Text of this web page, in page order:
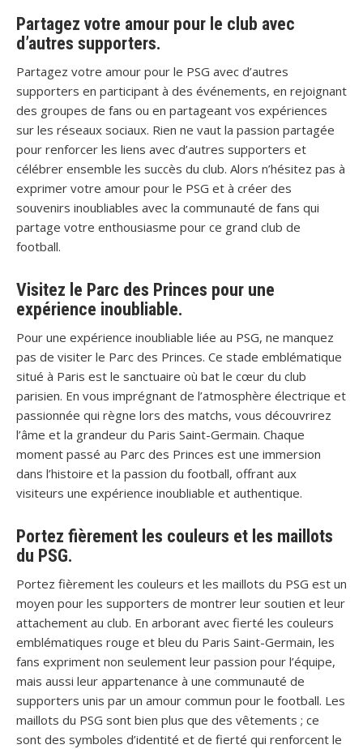
Partagez votre amour pour le club avec
d’autres supporters.
Partagez votre amour pour le PSG avec d’autres
supporters en participant à des événements, en rejoignant
des groupes de fans ou en partageant vos expériences
sur les réseaux sociaux. Rien ne vaut la passion partagée
pour renforcer les liens avec d’autres supporters et
célébrer ensemble les succès du club. Alors n’hésitez pas à
exprimer votre amour pour le PSG et à créer des
souvenirs inoubliables avec la communauté de fans qui
partage votre enthousiasme pour ce grand club de
football.
Visitez le Parc des Princes pour une
expérience inoubliable.
Pour une expérience inoubliable liée au PSG, ne manquez
pas de visiter le Parc des Princes. Ce stade emblématique
situé à Paris est le sanctuaire où bat le cœur du club
parisien. En vous imprégnant de l’atmosphère électrique et
passionnée qui règne lors des matchs, vous découvrirez
l’âme et la grandeur du Paris Saint-Germain. Chaque
moment passé au Parc des Princes est une immersion
dans l’histoire et la passion du football, offrant aux
visiteurs une expérience inoubliable et authentique.
Portez fièrement les couleurs et les maillots
du PSG.
Portez fièrement les couleurs et les maillots du PSG est un
moyen pour les supporters de montrer leur soutien et leur
attachement au club. En arborant avec fierté les couleurs
emblématiques rouge et bleu du Paris Saint-Germain, les
fans expriment non seulement leur passion pour l’équipe,
mais aussi leur appartenance à une communauté de
supporters unis par un amour commun pour le football. Les
maillots du PSG sont bien plus que des vêtements ; ce
sont des symboles d’identité et de fierté qui renforcent le